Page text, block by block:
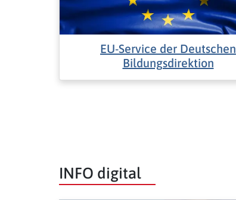
EU-Service der Deutschen
Bildungsdirektion
INFO digital